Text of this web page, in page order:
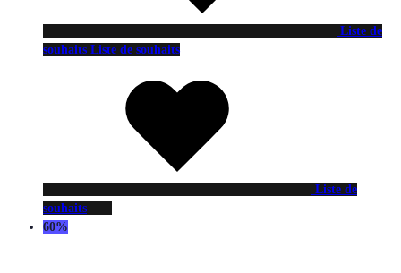
Liste de
souhaits Liste de souhaits
Liste de
souhaits
60%